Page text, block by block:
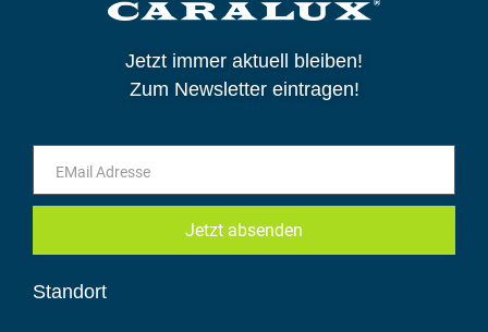
Jetzt immer aktuell bleiben!
Zum Newsletter eintragen!
Jetzt absenden
Standort